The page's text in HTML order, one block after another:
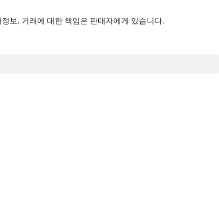
보, 거래에 대한 책임은 판매자에게 있습니다.